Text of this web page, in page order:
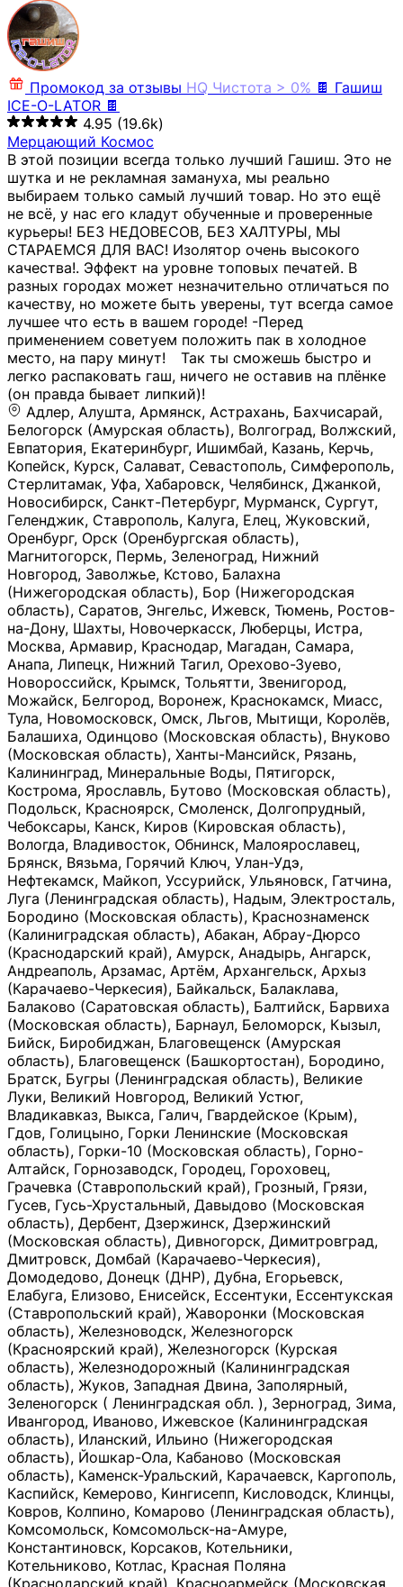
Промокод за отзывы HQ Чистота > 0% 🍫 Гашиш
ICE-O-LATOR 🍫
4.95 (19.6k)
Мерцающий Космос
В этой позиции всегда только лучший Гашиш. Это не
шутка и не рекламная замануха, мы реально
выбираем только самый лучший товар. Но это ещё
не всё, у нас его кладут обученные и проверенные
курьеры! БЕЗ НЕДОВЕСОВ, БЕЗ ХАЛТУРЫ, МЫ
СТАРАЕМСЯ ДЛЯ ВАС! Изолятор очень высокого
качества!. Эффект на уровне топовых печатей. В
разных городах может незначительно отличаться по
качеству, но можете быть уверены, тут всегда самое
лучшее что есть в вашем городе! -Перед
применением советуем положить пак в холодное
место, на пару минут!⠀ Так ты сможешь быстро и
легко распаковать гаш, ничего не оставив на плёнке
(он правда бывает липкий)!
Адлер, Алушта, Армянск, Астрахань, Бахчисарай,
Белогорск (Амурская область), Волгоград, Волжский,
Евпатория, Екатеринбург, Ишимбай, Казань, Керчь,
Копейск, Курск, Салават, Севастополь, Симферополь,
Стерлитамак, Уфа, Хабаровск, Челябинск, Джанкой,
Новосибирск, Санкт-Петербург, Мурманск, Сургут,
Геленджик, Ставрополь, Калуга, Елец, Жуковский,
Оренбург, Орск (Оренбургская область),
Магнитогорск, Пермь, Зеленоград, Нижний
Новгород, Заволжье, Кстово, Балахна
(Нижегородская область), Бор (Нижегородская
область), Саратов, Энгельс, Ижевск, Тюмень, Ростов-
на-Дону, Шахты, Новочеркасск, Люберцы, Истра,
Москва, Армавир, Краснодар, Магадан, Самара,
Анапа, Липецк, Нижний Тагил, Орехово-Зуево,
Новороссийск, Крымск, Тольятти, Звенигород,
Можайск, Белгород, Воронеж, Краснокамск, Миасс,
Тула, Новомосковск, Омск, Льгов, Мытищи, Королёв,
Балашиха, Одинцово (Московская область), Внуково
(Московская область), Ханты-Мансийск, Рязань,
Калининград, Минеральные Воды, Пятигорск,
Кострома, Ярославль, Бутово (Московская область),
Подольск, Красноярск, Смоленск, Долгопрудный,
Чебоксары, Канск, Киров (Кировская область),
Вологда, Владивосток, Обнинск, Малоярославец,
Брянск, Вязьма, Горячий Ключ, Улан-Удэ,
Нефтекамск, Майкоп, Уссурийск, Ульяновск, Гатчина,
Луга (Ленинградская область), Надым, Электросталь,
Бородино (Московская область), Краснознаменск
(Калиниградская область), Абакан, Абрау-Дюрсо
(Краснодарский край), Амурск, Анадырь, Ангарск,
Андреаполь, Арзамас, Артём, Архангельск, Архыз
(Карачаево-Черкесия), Байкальск, Балаклава,
Балаково (Саратовская область), Балтийск, Барвиха
(Московская область), Барнаул, Беломорск, Кызыл,
Бийск, Биробиджан, Благовещенск (Амурская
область), Благовещенск (Башкортостан), Бородино,
Братск, Бугры (Ленинградская область), Великие
Луки, Великий Новгород, Великий Устюг,
Владикавказ, Выкса, Галич, Гвардейское (Крым),
Гдов, Голицыно, Горки Ленинские (Московская
область), Горки-10 (Московская область), Горно-
Алтайск, Горнозаводск, Городец, Гороховец,
Грачевка (Ставропольский край), Грозный, Грязи,
Гусев, Гусь-Хрустальный, Давыдово (Московская
область), Дербент, Дзержинск, Дзержинский
(Московская область), Дивногорск, Димитровград,
Дмитровск, Домбай (Карачаево-Черкесия),
Домодедово, Донецк (ДНР), Дубна, Егорьевск,
Елабуга, Елизово, Енисейск, Ессентуки, Ессентукская
(Ставропольский край), Жаворонки (Московская
область), Железноводск, Железногорск
(Красноярский край), Железногорск (Курская
область), Железнодорожный (Калининградская
область), Жуков, Западная Двина, Заполярный,
Зеленогорск ( Ленинградская обл. ), Зерноград, Зима,
Ивангород, Иваново, Ижевское (Калининградская
область), Иланский, Ильино (Нижегородская
область), Йошкар-Ола, Кабаново (Московская
область), Каменск-Уральский, Карачаевск, Каргополь,
Каспийск, Кемерово, Кингисепп, Кисловодск, Клинцы,
Ковров, Колпино, Комарово (Ленинградская область),
Комсомольск, Комсомольск-на-Амуре,
Константиновск, Корсаков, Котельники,
Котельниково, Котлас, Красная Поляна
(Краснодарский край), Красноармейск (Московская